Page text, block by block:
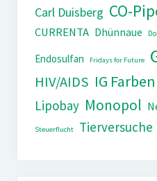
Carl Duisberg CO-
CURRENTA Dhünnaue
Endosulfan
Fridays for Future
HIV/AIDS IG Farben
Lipobay Monopol
Steuerflucht Tierversuche